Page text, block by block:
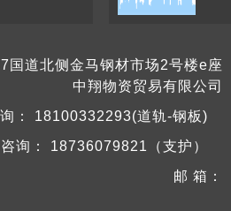
国道北侧金马钢材市场2号楼e座
中翔物资贸易有限公司
：
18100332293(道轨-钢板)
询：
18736079821（支护）
邮 箱：